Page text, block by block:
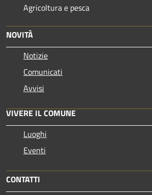
Agricoltura e pesca
NOVITÀ
Notizie
Comunicati
Avvisi
VIVERE IL COMUNE
Luoghi
Eventi
CONTATTI